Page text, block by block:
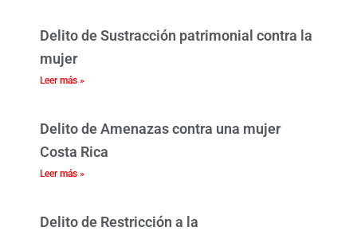
Delito de Sustracción patrimonial contra la
mujer
Leer más »
Delito de Amenazas contra una mujer
Costa Rica
Leer más »
Delito de Restricción a la